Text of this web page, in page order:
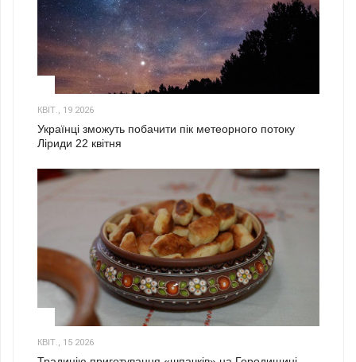
КВІТ., 19 2026
Українці зможуть побачити пік метеорного потоку
Ліриди 22 квітня
КВІТ., 15 2026